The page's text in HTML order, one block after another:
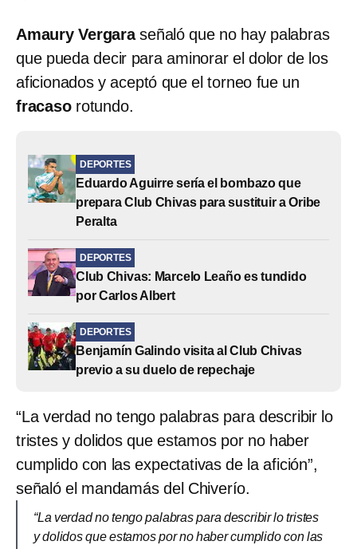
Amaury Vergaraseñaló que no hay palabras
que pueda decir para aminorar el dolor de los
aficionados y aceptó que el torneo fue un
fracasorotundo.
DEPORTES
Eduardo Aguirre sería el bombazo que
prepara Club Chivas para sustituir a Oribe
Peralta
DEPORTES
Club Chivas: Marcelo Leaño es tundido
por Carlos Albert
DEPORTES
Benjamín Galindo visita al Club Chivas
previo a su duelo de repechaje
“La verdad no tengo palabras para describir lo
tristes y dolidos que estamos por no haber
cumplido con las expectativas de la afición”,
señaló el mandamás del Chiverío.
“La verdad no tengo palabras para describir lo tristes
y dolidos que estamos por no haber cumplido con las